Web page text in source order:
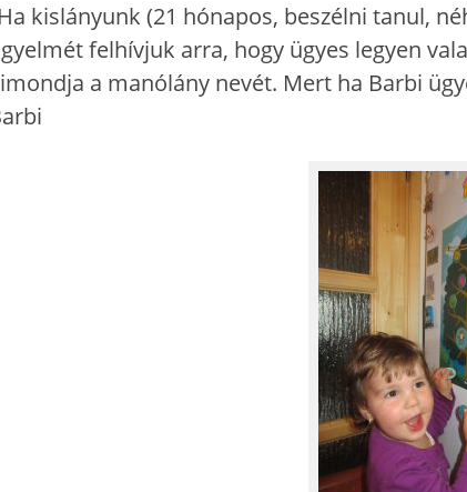
kislányunk (21 hónapos, beszélni tanul,
felhívjuk arra, hogy ügyes legyen
a manólány nevét. Mert ha Barbi